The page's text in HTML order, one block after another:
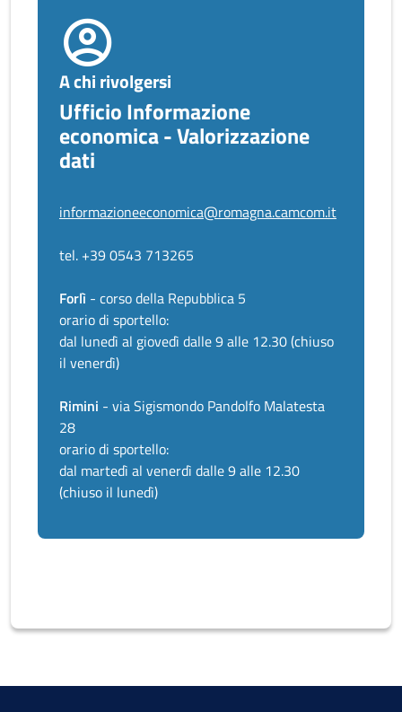
A chi rivolgersi
Ufficio Informazione
economica - Valorizzazione
dati
informazioneeconomica@romagna.camcom.it
tel. +39 0543 713265
Forlì - corso della Repubblica 5
orario di sportello:
dal lunedì al giovedì dalle 9 alle 12.30 (chiuso
il venerdì)
Rimini - via Sigismondo Pandolfo Malatesta
28
orario di sportello:
dal martedì al venerdì dalle 9 alle 12.30
(chiuso il lunedì)